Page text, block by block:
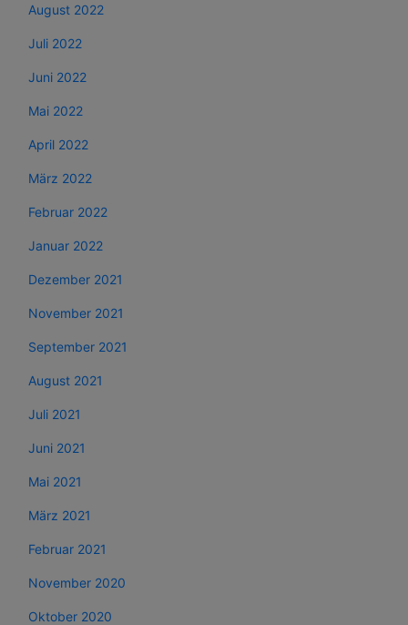
August 2022
Juli 2022
Juni 2022
Mai 2022
April 2022
März 2022
Februar 2022
Januar 2022
Dezember 2021
November 2021
September 2021
August 2021
Juli 2021
Juni 2021
Mai 2021
März 2021
Februar 2021
November 2020
Oktober 2020